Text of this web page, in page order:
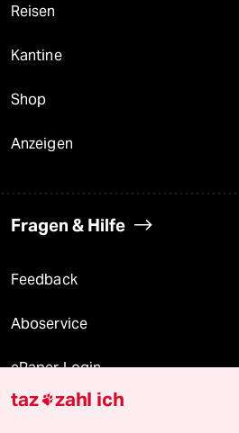
Reisen
Kantine
Shop
Anzeigen
Fragen & Hilfe
Feedback
Aboservice
ePaper Login
Downloads für Abonnierende
taz zahl ich